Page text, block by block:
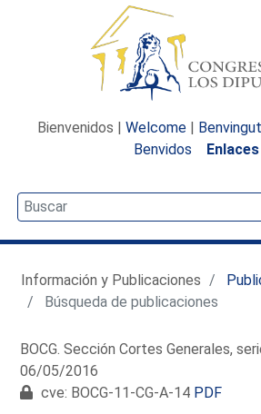
Bienvenidos | Welcome |
Benvidos
Enlaces
Información y Publicaciones
Búsqueda de publicaciones
BOCG. Sección Cortes Generales,
06/05/2016
cve: BOCG-11-CG-A-14 PDF